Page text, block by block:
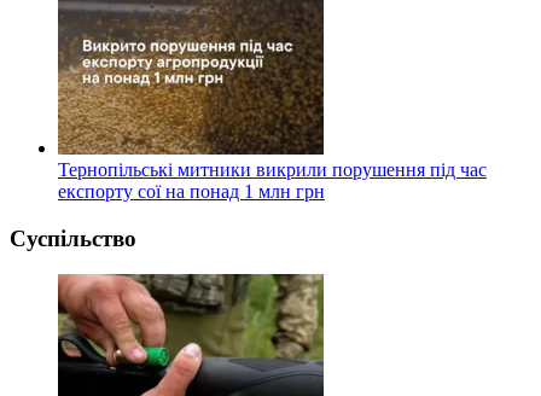
Тернопільські митники викрили порушення під час
експорту сої на понад 1 млн грн
Суспільство